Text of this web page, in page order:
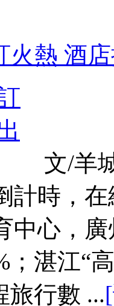
火熱 酒
文/羊
計時，
中心，
；湛江“
旅行數 ...